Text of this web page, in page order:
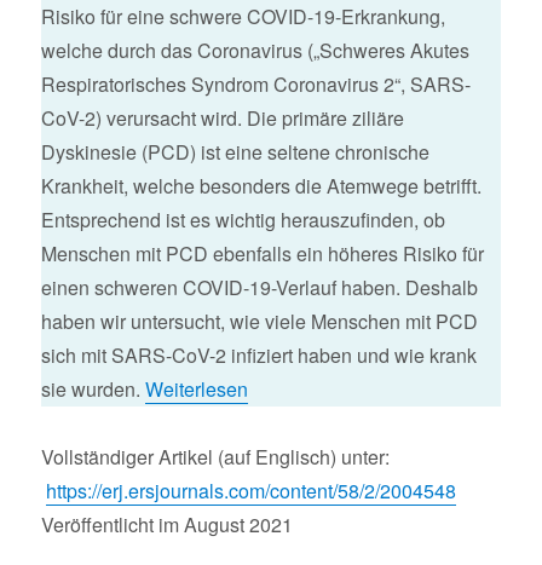
Risiko für eine schwere COVID-19-Erkrankung,
welche durch das Coronavirus („Schweres Akutes
Respiratorisches Syndrom Coronavirus 2“, SARS-
CoV-2) verursacht wird. Die primäre ziliäre
Dyskinesie (PCD) ist eine seltene chronische
Krankheit, welche besonders die Atemwege betrifft.
Entsprechend ist es wichtig herauszufinden, ob
Menschen mit PCD ebenfalls ein höheres Risiko für
einen schweren COVID-19-Verlauf haben. Deshalb
haben wir untersucht, wie viele Menschen mit PCD
sich mit SARS-CoV-2 infiziert haben und wie krank
sie wurden.Weiterlesen
Vollständiger Artikel (auf Englisch) unter:
https://erj.ersjournals.com/content/58/2/2004548
Veröffentlicht im August 2021